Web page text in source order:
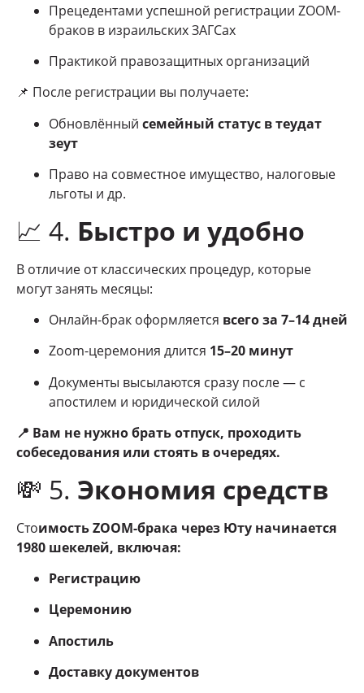
Прецедентами успешной регистрации ZOOM-
браков в израильских ЗАГСах
Практикой правозащитных организаций
📌 После регистрации вы получаете:
Обновлённый семейный статус в теудат
зеут
Право на совместное имущество, налоговые
льготы и др.
📈 4. Быстро и удобно
В отличие от классических процедур, которые
могут занять месяцы:
Онлайн-брак оформляется всего за 7–14 дней
Zoom-церемония длится 15–20 минут
Документы высылаются сразу после — с
апостилем и юридической силой
📍 Вам не нужно брать отпуск, проходить
собеседования или стоять в очередях.
💸 5. Экономия средств
Стоимость ZOOM-брака через Юту начинается
1980 шекелей, включая:
Регистрацию
Церемонию
Апостиль
Доставку документов